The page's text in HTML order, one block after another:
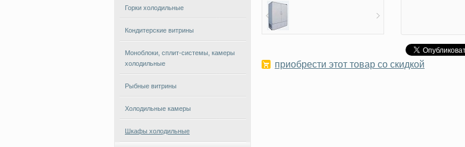
приобрести этот товар со скидкой
Горки холодильные
Кондитерские витрины
Моноблоки, сплит-системы, камеры
холодильные
Рыбные витрины
Холодильные камеры
Шкафы холодильные